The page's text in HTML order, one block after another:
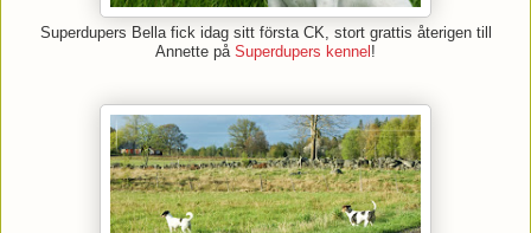
Superdupers Bella fick idag sitt första CK, stort grattis återigen till
Annette på Superdupers kennel !